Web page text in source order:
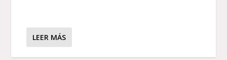
LEER MÁS